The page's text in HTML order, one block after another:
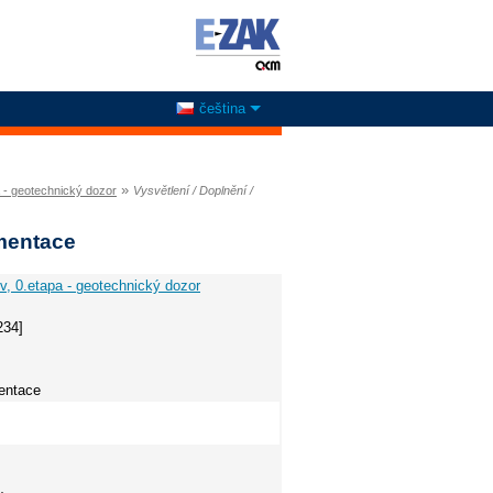
čeština
- geotechnický dozor » Vysvětlení / Doplnění /
0.etapa - geotechnický dozor